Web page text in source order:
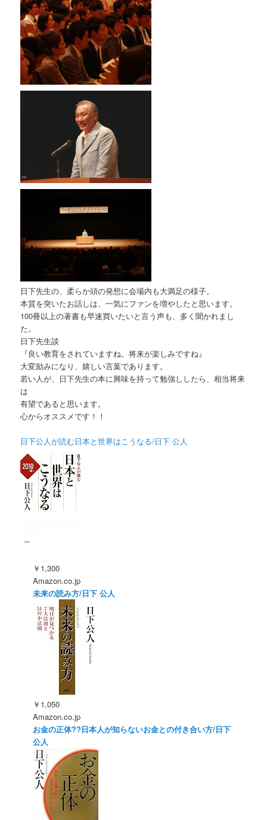
日下先生の、柔らか頭の発想に会場内も大満足の様子。
本質を突いたお話しは、一気にファンを増やしたと思います。
100冊以上の著書も早速買いたいと言う声も、多く聞かれまし
た。
日下先生談
『良い教育をされていますね。将来が楽しみですね』
大変励みになり、嬉しい言葉であります。
若い人が、日下先生の本に興味を持って勉強ししたら、相当将来
は
有望であると思います。
心からオススメです！！
日下公人が読む日本と世界はこうなる/日下 公人
￥1,300
Amazon.co.jp
未来の読み方/日下 公人
￥1,050
Amazon.co.jp
お金の正体??日本人が知らないお金との付き合い方/日下
公人